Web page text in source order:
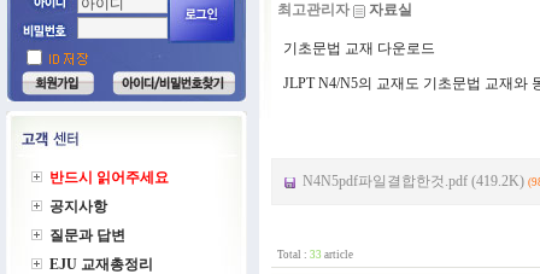
반드시 읽어주세요
공지사항
질문과 답변
EJU 교재총정리
최고관리자 자료실
기초문법 교재 다운로드
JLPT N4/N5의 교재도 기초문법 교재와
N4N5pdf파일결합한것.pdf (419.2K)
Total : 33 article